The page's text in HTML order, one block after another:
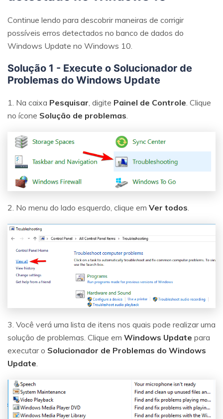
Continue lendo para descobrir maneiras de corrigir
possíveis erros detectados no banco de dados do
Windows Update no Windows 10.
Solução 1 - Execute o Solucionador de
Problemas do Windows Update
1. Na caixa Pesquisar , digite Painel de Controle . Clique
no ícone Solução de problemas
2. No menu do lado esquerdo, clique em Ver todos.
3. Você verá uma lista de itens nos quais pode realizar uma
solução de problemas. Clique em Windows Update para
executar o Solucionador de Problemas do Windows
Update